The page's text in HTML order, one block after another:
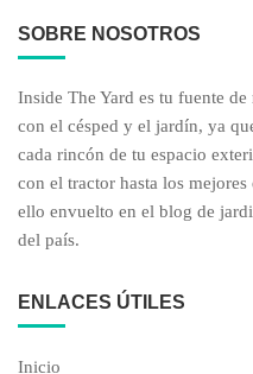
SOBRE NOSOTROS
Inside The Yard es tu fuente
con el césped y el jardín, ya
cada rincón de tu espacio
con el tractor hasta los
ello envuelto en el blog de
del país.
ENLACES ÚTILES
Inicio